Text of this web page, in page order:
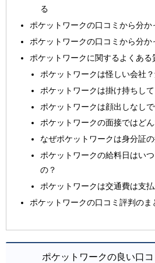
る
ポケットワークの口コミから分か
ポケットワークの口コミから分か
ポケットワークに関するよくある
ポケットワークは怪しい会社
ポケットワークは掛け持ちし
ポケットワークは顔出しなし
ポケットワークの面接ではど
なぜポケットワークは身分証
ポケットワークの給料日はい
の？
ポケットワークは交通費は支
ポケットワークの口コミ評判のま
ポケットワークの良い口